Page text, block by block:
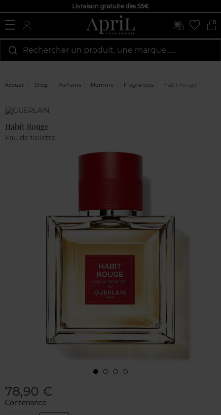
Livraison gratuite dès 55€
0
Rechercher un produit, une marque…...
Accueil Shop Parfums Homme Fragrances Habit Rouge
Marque
Habit Rouge
Eau de toilette
78,90 €
Contenance